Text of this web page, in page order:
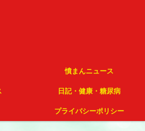
憤まんニュース
日記・健康・糖尿病
プライバシーポリシー